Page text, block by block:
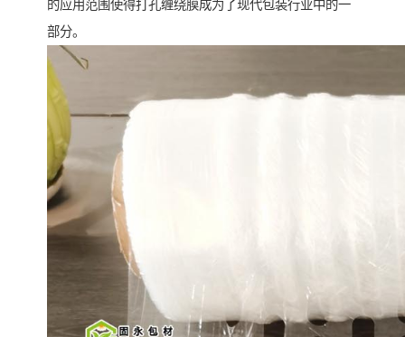
的应用范围使得打孔缠绕膜成为了现代包装行业中的一
部分。